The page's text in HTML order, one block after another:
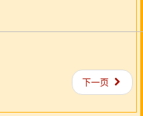
下一页